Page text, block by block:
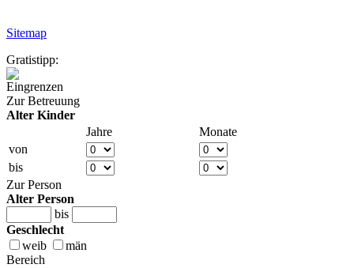
Sitemap
Gratistipp:
Eingrenzen
Zur Betreuung
Alter Kinder
Jahre
Monate
von
bis
Zur Person
Alter Person
bis
Geschlecht
weib
män
Bereich